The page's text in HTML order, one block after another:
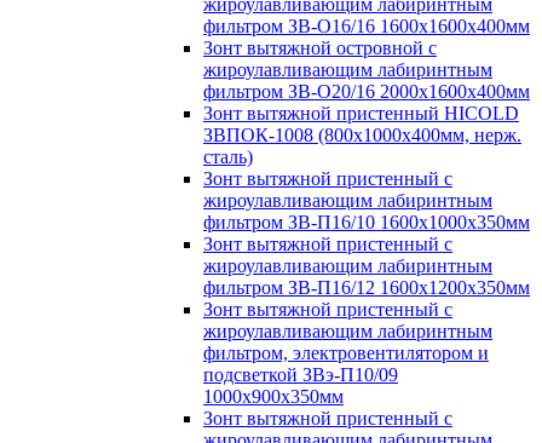
жироулавливающим лабиринтным
фильтром ЗВ-О16/16 1600х1600х400мм
Зонт вытяжной островной с
жироулавливающим лабиринтным
фильтром ЗВ-О20/16 2000х1600х400мм
Зонт вытяжной пристенный HICOLD
ЗВПОК-1008 (800х1000х400мм, нерж.
сталь)
Зонт вытяжной пристенный с
жироулавливающим лабиринтным
фильтром ЗВ-П16/10 1600х1000х350мм
Зонт вытяжной пристенный с
жироулавливающим лабиринтным
фильтром ЗВ-П16/12 1600х1200х350мм
Зонт вытяжной пристенный с
жироулавливающим лабиринтным
фильтром, электровентилятором и
подсветкой ЗВэ-П10/09
1000х900х350мм
Зонт вытяжной пристенный с